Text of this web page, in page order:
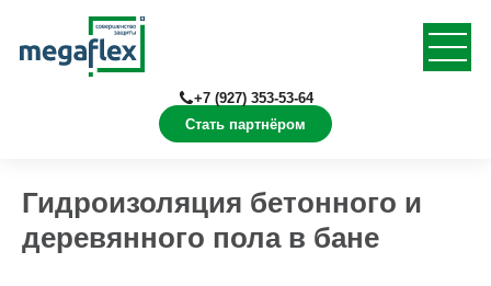
Стать партнёром
+7 (927) 353-53-64
Гидроизоляция бетонного и
деревянного пола в бане